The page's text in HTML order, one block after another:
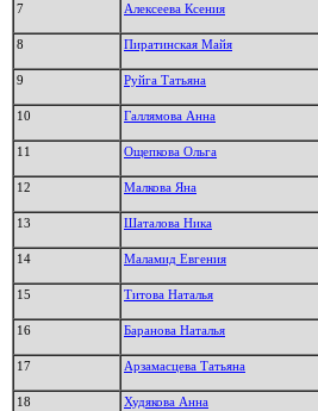
7 Алексеева Ксения
8 Пиратинская Майя
9 Руйга Татьяна
10 Галлямова Анна
11 Ощепкова Ольга
12 Малкова Яна
13 Шаталова Ника
14 Маламид Евгения
15 Титова Наталья
16 Баранова Наталья
17 Арзамасцева Татьяна
18 Худякова Анна